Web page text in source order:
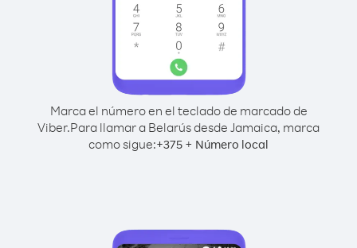
Marca el número en el teclado de marcado de
Viber.Para llamar a Belarús desde Jamaica, marca
como sigue:+375 + Número local